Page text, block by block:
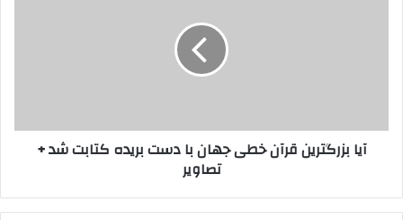
کتابت
آیا بزرگترین قرآن خطی جهان با دست بریده کتابت شد +
تصاویر